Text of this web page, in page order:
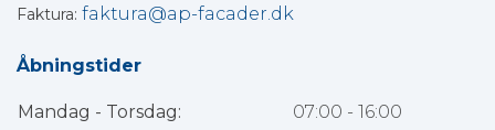
Faktura: faktura@ap-facader.dk
Åbningstider
Mandag - Torsdag:
07:00 - 16:00